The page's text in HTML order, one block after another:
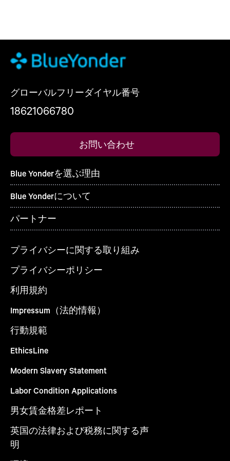
グローバルフリーダイヤル番号
18621066780
お問い合わせ
Blue Yonderを選ぶ理由
Blue Yonderについて
パートナー
プライバシーに関する取り組み
プライバシーポリシー
利用規約
Impressum（法的情報）
行動規範
EthicsLine
Modern Slavery Statement
Labor Condition Applications
男女賃金格差レポート
英国の法律および税務に関する声
明